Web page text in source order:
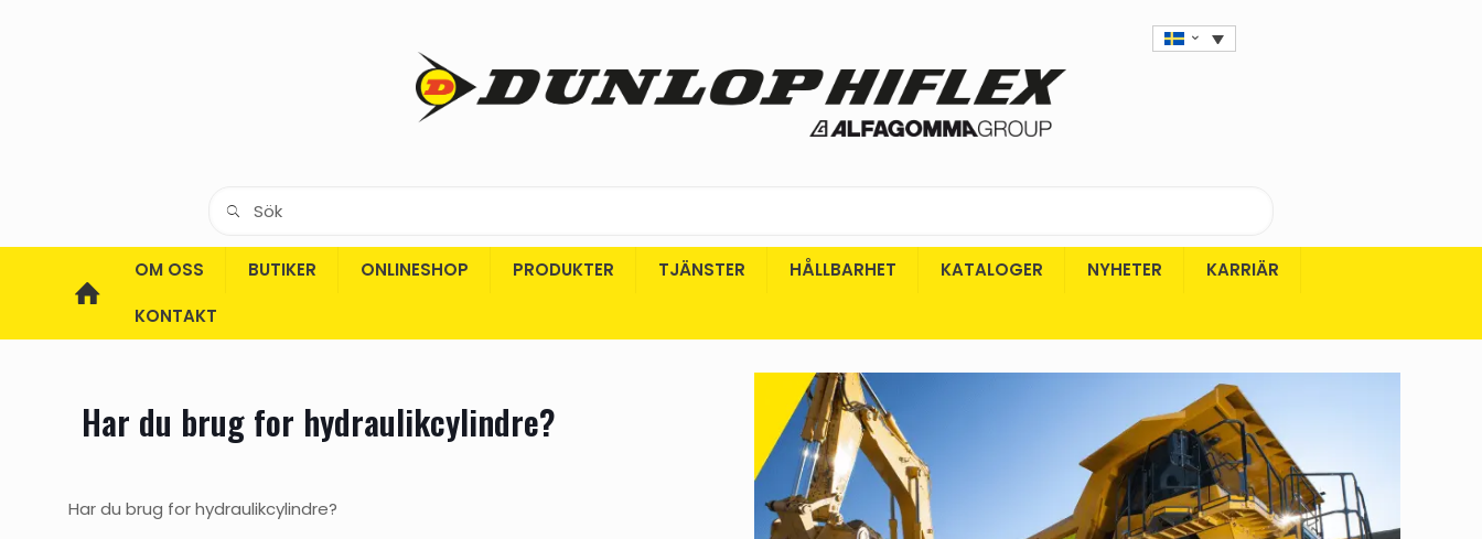
OM OSS BUTIKER ONLINESHOP PRODUKTER TJÄNSTER HÅLLBARHET KATALOGER NYHETER
KARRIÄR
KONTAKT
Har du brug for hydraulikcylindre?
Har du brug for hydraulikcylindre?